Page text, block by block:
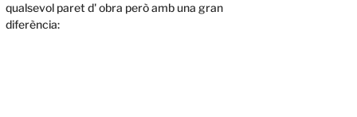
qualsevol paret d' obra però amb una gran
diferència: